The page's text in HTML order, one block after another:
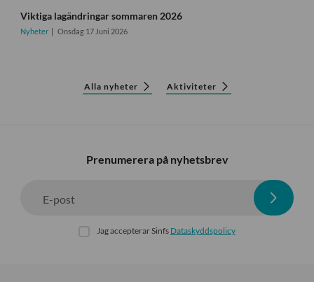
Viktiga lagändringar sommaren 2026
Nyheter Onsdag 17 Juni 2026
Alla nyheter Aktiviteter
Prenumerera på nyhetsbrev
E-post
Jag accepterar Sinfs Dataskyddspolicy